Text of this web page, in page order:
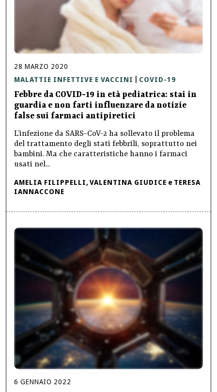
28 MARZO 2020
MALATTIE INFETTIVE E VACCINI
COVID-19
Febbre da COVID-19 in età pediatrica: stai in
guardia e non farti influenzare da notizie
false sui farmaci antipiretici
L’infezione da SARS-CoV-2 ha sollevato il problema
del trattamento degli stati febbrili, soprattutto nei
bambini. Ma che caratteristiche hanno i farmaci
usati nel...
AMELIA FILIPPELLI, VALENTINA GIUDICE e TERESA
IANNACCONE
6 GENNAIO 2022